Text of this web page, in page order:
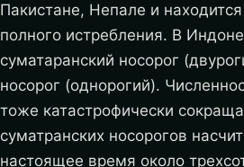
Пакистане, Непале и
полного истребления. В
суматаранский носорог
носорог (однорогий).
тоже катастрофически
суматранских носорогов
настоящее время около